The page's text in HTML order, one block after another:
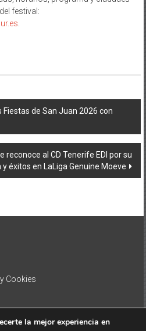
festival:
de San Juan 2026 con
reconoce al CD Tenerife EDI por su
y éxitos en LaLiga Genuine Moeve
Cookies
la mejor experiencia en